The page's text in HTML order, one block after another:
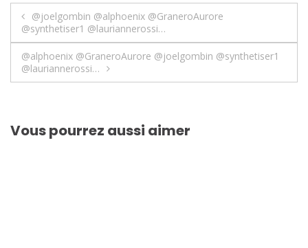
Navigation
de
l’article
@joelgombin @alphoenix @GraneroAurore
@synthetiser1 @lauriannerossi…
@alphoenix @GraneroAurore @joelgombin @synthetiser1
@lauriannerossi…
Vous pourrez aussi aimer